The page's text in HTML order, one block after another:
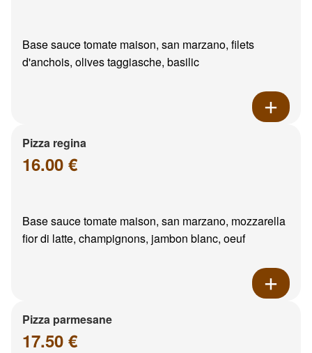
Base sauce tomate maison, san marzano, filets
d'anchois, olives taggiasche, basilic
Pizza regina
16.00 €
Base sauce tomate maison, san marzano, mozzarella
fior di latte, champignons, jambon blanc, oeuf
Pizza parmesane
17.50 €